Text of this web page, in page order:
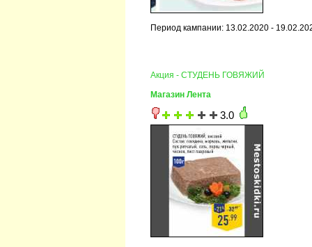
Период кампании: 13.02.2020 -
Акция - СТУДЕНЬ ГОВЯЖИЙ
Магазин Лента
3.0